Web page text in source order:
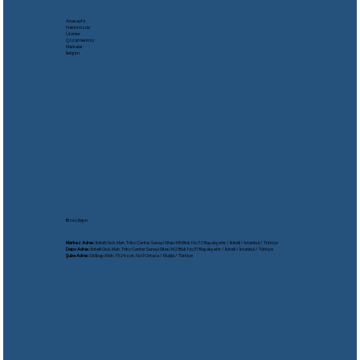
Anasayfa
Hakkımızda
Ürünler
Çözümlerimiz
Markalar
İletişim
Bize Ulaşın
Merkez Adres:İkitelli Osb. Mah. Triko Center Sanayi Sitesi M5 Blok No:72 Başakşehir / İkitelli / İstanbul / Türkiye
Depo Adres:İkitelli Osb. Mah. Triko Center Sanayi Sitesi M2 Blok No:37 Başakşehir / İkitelli / İstanbul / Türkiye
Şube Adres:Gölbaşı Mah. 1524 sok. No:9 Ortaca / Muğla / Türkiye